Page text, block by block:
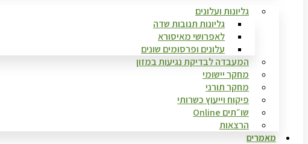
גליונות ועלונים
גליונות תנובות שדה
לאפרושי מאיסורא
עלונים ופרסומים שונים
המעבדה לבדיקת נגיעות במזון
מחקר יישומי
מחקר תורני
פיקוח וייעוץ כשרותי
שו״תים Online
הרצאות
מאמרים